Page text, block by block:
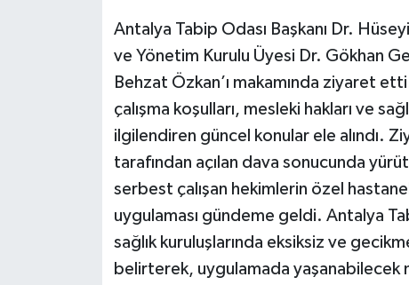
Antalya Tabip Odası Başkanı Dr.
ve Yönetim Kurulu Üyesi Dr. Gökhan
Behzat Özkan’ı makamında ziyaret
çalışma koşulları, mesleki hakları ve
ilgilendiren güncel konular ele alındı.
tarafından açılan dava sonucunda
serbest çalışan hekimlerin özel
uygulaması gündeme geldi. Antalya
sağlık kuruluşlarında eksiksiz ve
belirterek, uygulamada yaşanabilecek